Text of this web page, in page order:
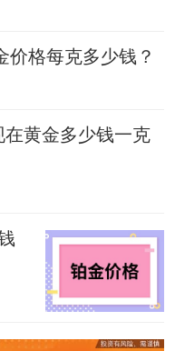
格每克多少钱？
黄金多少钱一克